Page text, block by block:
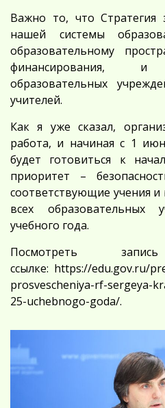
Важно то, что Стратегия
нашей системы
образовательному
финансирования,
образовательных
учителей.
Как я уже сказал,
работа, и начиная с 1
будет готовиться к
приоритет –
соответствующие учения
всех образовательных
учебного года.
Посмотреть
ссылке: https://edu.gov.ru/
prosvescheniya-rf-sergeya-
25-uchebnogo-goda/.